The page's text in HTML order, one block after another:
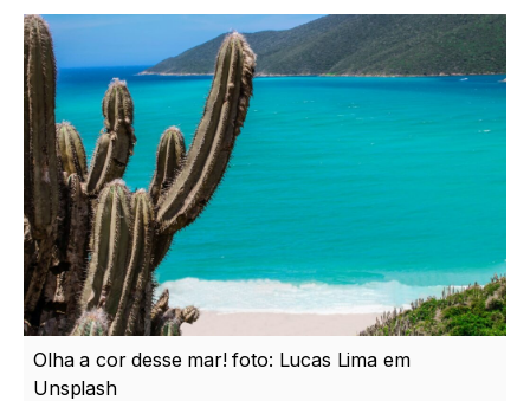
Olha a cor desse mar! foto: Lucas Lima em
Unsplash